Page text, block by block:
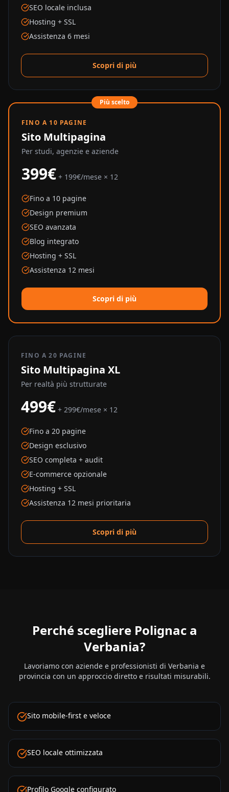
SEO locale inclusa
Hosting + SSL
Assistenza 6 mesi
Scopri di più
Più scelto
FINO A 10 PAGINE
Sito Multipagina
Per studi, agenzie e aziende
399€ + 199€/mese × 12
Fino a 10 pagine
Design premium
SEO avanzata
Blog integrato
Hosting + SSL
Assistenza 12 mesi
Scopri di più
FINO A 20 PAGINE
Sito Multipagina XL
Per realtà più strutturate
499€ + 299€/mese × 12
Fino a 20 pagine
Design esclusivo
SEO completa + audit
E-commerce opzionale
Hosting + SSL
Assistenza 12 mesi prioritaria
Scopri di più
Perché scegliere Polignac a
Verbania?
Lavoriamo con aziende e professionisti di Verbania e
provincia con un approccio diretto e risultati misurabili.
Sito mobile-first e veloce
SEO locale ottimizzata
Profilo Google configurato